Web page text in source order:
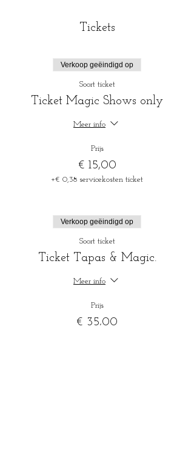
Tickets
Verkoop geëindigd op
Soort ticket
Ticket Magic Shows only
Meer info
Prijs
€ 15,00
+€ 0,38 servicekosten ticket
Verkoop geëindigd op
Soort ticket
Ticket Tapas & Magic.
Meer info
Prijs
€ 35,00